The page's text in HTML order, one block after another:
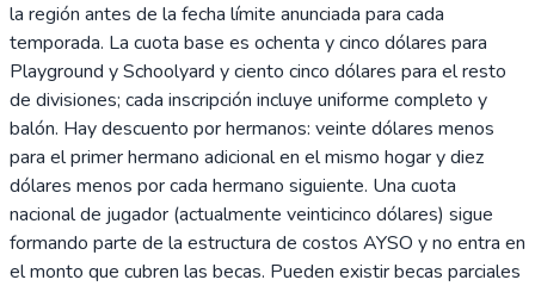
la región antes de la fecha límite anunciada para cada
temporada. La cuota base es ochenta y cinco dólares para
Playground y Schoolyard y ciento cinco dólares para el resto
de divisiones; cada inscripción incluye uniforme completo y
balón. Hay descuento por hermanos: veinte dólares menos
para el primer hermano adicional en el mismo hogar y diez
dólares menos por cada hermano siguiente. Una cuota
nacional de jugador (actualmente veinticinco dólares) sigue
formando parte de la estructura de costos AYSO y no entra en
el monto que cubren las becas. Pueden existir becas parciales